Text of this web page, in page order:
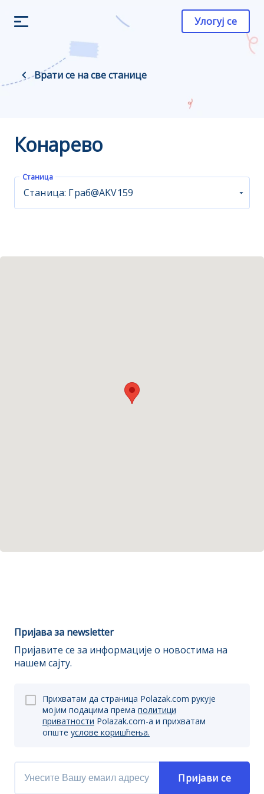
Улогуј се
Врати се на све станице
Конарево
Станица
Станица: Граб@AKV159
Пријава за newsletter
Пријавите се за информације о новостима на
нашем сајту.
Прихватам да страница Polazak.com рукује
мојим подацима према политици
приватности Polazak.com-a и прихватам
опште услове коришћења.
Пријави се